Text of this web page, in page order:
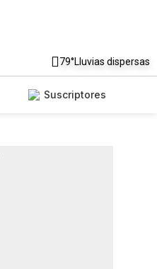
79°Lluvias dispersas
Suscriptores